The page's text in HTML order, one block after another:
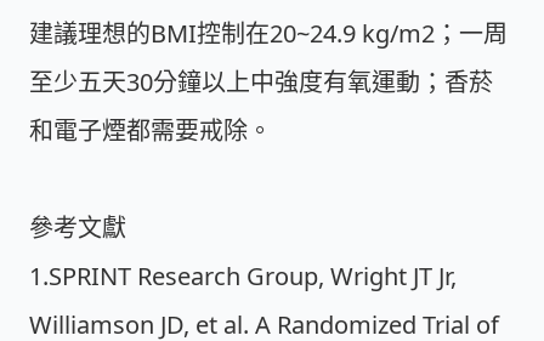
建議理想的BMI控制在20~24.9 kg/m2；一周
至少五天30分鐘以上中強度有氧運動；香菸
和電子煙都需要戒除。
參考文獻
1.SPRINT Research Group, Wright JT Jr,
Williamson JD, et al. A Randomized Trial of